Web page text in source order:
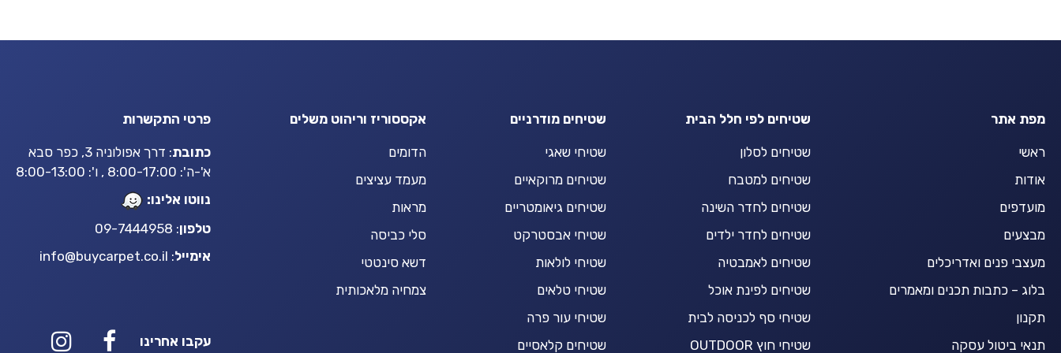
מפת אתר
ראשי
אודות
מועדפים
מבצעים
מעצבי פנים ואדריכלים
בלוג – כתבות תכנים ומאמרים
תקנון
תנאי ביטול עסקה
שטיחים לפי חלל הבית
שטיחים לסלון
שטיחים למטבח
שטיחים לחדר השינה
שטיחים לחדר ילדים
שטיחים לאמבטיה
שטיחים לפינת אוכל
שטיחי סף לכניסה לבית
שטיחי חוץ OUTDOOR
שטיחים מודרניים
שטיחי שאגי
שטיחים מרוקאיים
שטיחים גיאומטריים
שטיחי אבסטרקט
שטיחי לולאות
שטיחי טלאים
שטיחי עור פרה
שטיחים קלאסיים
אקססוריז וריהוט משלים
הדומים
מעמד עציצים
מראות
סלי כביסה
דשא סינטטי
צמחיה מלאכותית
פרטי התקשרות
כתובת: דרך אפולוניה 3, כפר סבא
א'-ה': 8:00-17:00 , ו': 8:00-13:00
נווטו אלינו:
טלפון: 09-7444958
אימייל:
info@buycarpet.co.il
עקבו אחרינו